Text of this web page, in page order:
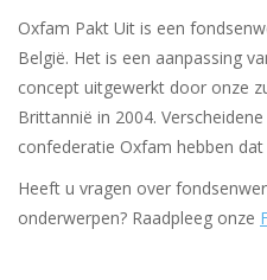
Oxfam Pakt Uit is een
België. Het is een aanpassing
concept uitgewerkt door onze
Brittannië in 2004.
confederatie Oxfam hebben
Heeft u vragen over
onderwerpen? Raadpleeg onze